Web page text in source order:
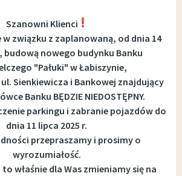
Szanowni Klienci
związku z zaplanowaną, od dnia 14
budową nowego budynku Banku
"Pałuki" w Łabiszynie,
Sienkiewicza i Bankowej znajdujący
Banku BĘDZIE NIEDOSTĘPNY.
parkingu i zabranie pojazdów do
dnia 11 lipca 2025 r.
przepraszamy i prosimy o
wyrozumiałość.
właśnie dla Was zmieniamy się na